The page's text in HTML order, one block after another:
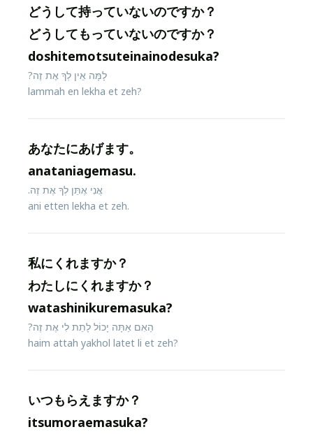
どうして持っていないのですか？
どうしてもっていないのですか？
doshitemotsuteinainodesuka?
לָמָּה אֵין לְךָ אֶת זֶה?
lammah en lekha et zeh?
あなたにあげます。
anataniagemasu.
אֲנִי אֶתֵּן לְךָ אֶת זֶה.
ani etten lekha et zeh.
私にくれますか？
わたしにくれますか？
watashinikuremasuka?
הַאִם אַתָּה יָכוֹל לָתֵת לִי אֶת זֶה?
haim attah yakhol latet li et zeh?
いつもらえますか？
itsumoraemasuka?